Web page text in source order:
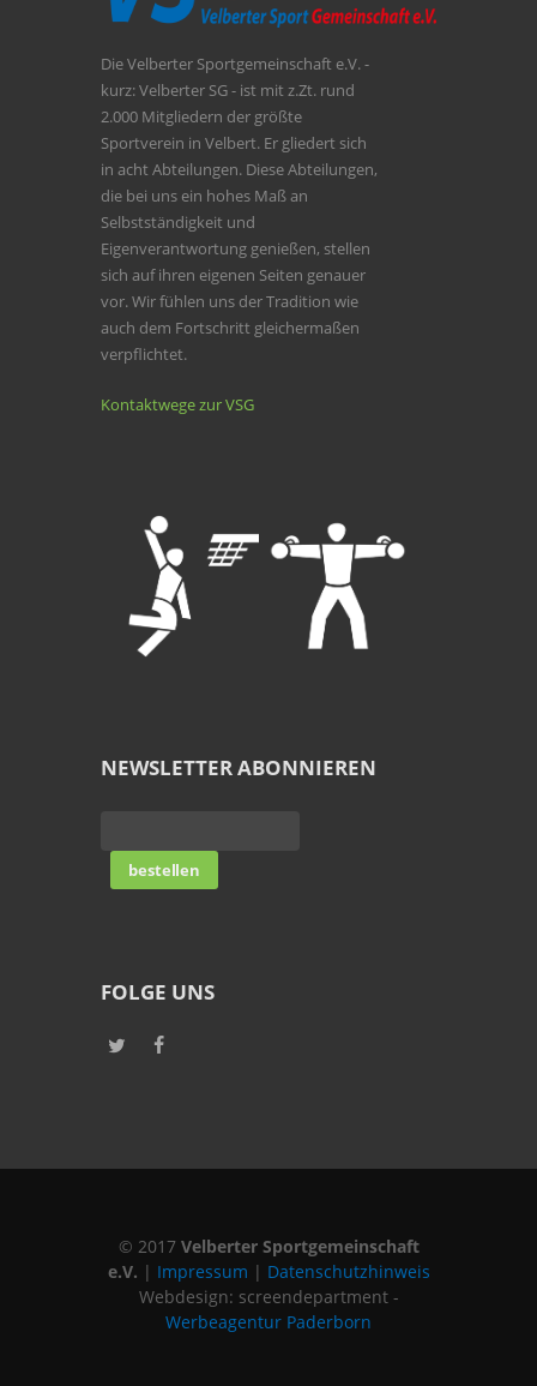
Die Velberter Sportgemeinschaft e.V. -
kurz: Velberter SG - ist mit z.Zt. rund
2.000 Mitgliedern der größte
Sportverein in Velbert. Er gliedert sich
in acht Abteilungen. Diese Abteilungen,
die bei uns ein hohes Maß an
Selbstständigkeit und
Eigenverantwortung genießen, stellen
sich auf ihren eigenen Seiten genauer
vor. Wir fühlen uns der Tradition wie
auch dem Fortschritt gleichermaßen
verpflichtet.
Kontaktwege zur VSG
NEWSLETTER ABONNIEREN
FOLGE UNS
© 2017 Velberter Sportgemeinschaft
e.V. | Impressum | Datenschutzhinweis
Webdesign: screendepartment -
Werbeagentur Paderborn